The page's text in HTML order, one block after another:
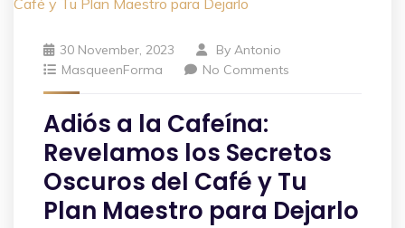
30 November, 2023 By Antonio
MasqueenForma
No Comments
Adiós a la Cafeína:
Revelamos los Secretos
Oscuros del Café y Tu
Plan Maestro para Dejarlo